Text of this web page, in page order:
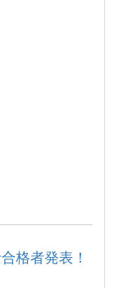
格者発表！